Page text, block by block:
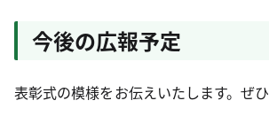
今後の広報予定
表彰式の模様をお伝えいたします。ぜ